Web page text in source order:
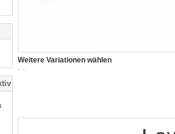
Weitere Variationen wählen